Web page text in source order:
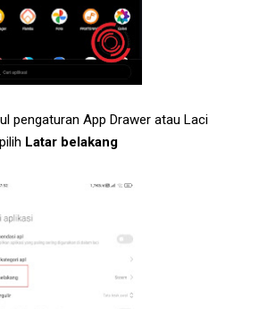
pengaturan App Drawer atau Laci
Latar belakang